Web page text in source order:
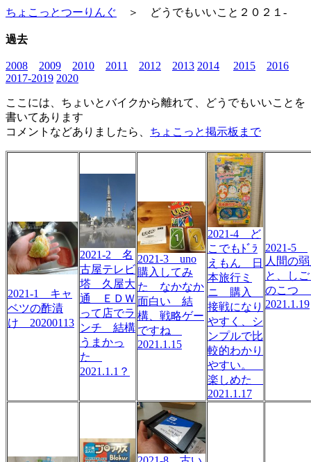
ちょこっとつーりんぐ ＞ どうでもいいこと２０２１-
過去
2008 2009 2010 2011 2012 2013 2014 2015
2016
2017-2019 2020
ここには、ちょいとバイクから離れて、どうでもいいことを
書いてあります
コメントなどありましたら、 ちょこっと掲示板まで
2021-1 キャ
ベツの酢漬
け 20200113
2021-2 名
古屋テレビ
塔 久屋大
通 ＥＤＷ
って店でラ
ンチ 結構
うまかっ
た
2021.1.1？
2021-3 uno
購入してみ
た なかなか
面白い 結
構、戦略ゲー
ですね
2021.1.15
2021-4 ど
こでもﾄﾞﾗ
えもん 日
本旅行ミ
ニ 購入
接戦になり
やすく、シ
ンプルで比
較的わかり
やすい。
楽しめた
2021.1.17
2021-5
人間の
と、し
のこ
2021.1.19